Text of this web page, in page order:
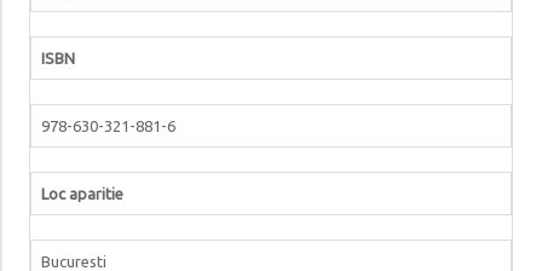
ISBN
978-630-321-881-6
Loc aparitie
Bucuresti